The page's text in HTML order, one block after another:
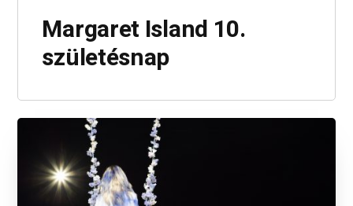
Margaret Island 10.
születésnap